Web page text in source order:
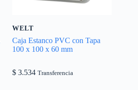
WELT
Caja Estanco PVC con Tapa
100 x 100 x 60 mm
$ 3.534 Transferencia